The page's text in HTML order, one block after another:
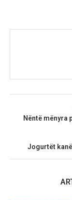
Nëntë mënyra
Jogurtët